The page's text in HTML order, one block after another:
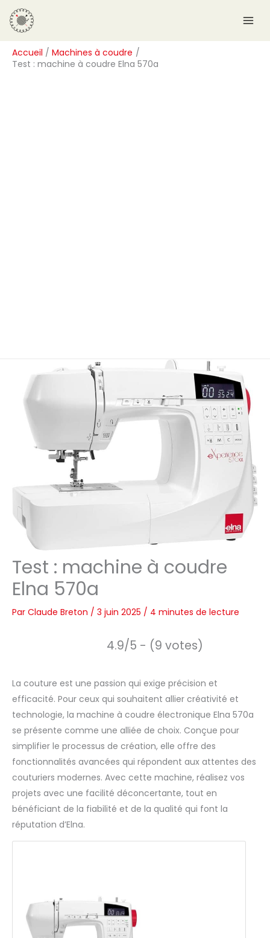
Aller
au
contenu
Accueil
Machines à coudre
Test : machine à coudre Elna 570a
Test : machine à coudre
Elna 570a
Par Claude Breton / 3 juin 2025 / 4 minutes de lecture
4.9/5 - (9 votes)
La couture est une passion qui exige précision et
efficacité. Pour ceux qui souhaitent allier créativité et
technologie, la machine à coudre électronique Elna 570a
se présente comme une alliée de choix. Conçue pour
simplifier le processus de création, elle offre des
fonctionnalités avancées qui répondent aux attentes des
couturiers modernes. Avec cette machine, réalisez vos
projets avec une facilité déconcertante, tout en
bénéficiant de la fiabilité et de la qualité qui font la
réputation d’Elna.
R
e
c
h